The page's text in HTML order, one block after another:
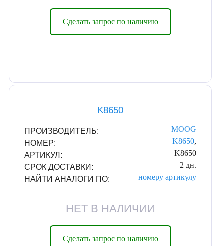
Сделать запрос по наличию
K8650
ПРОИЗВОДИТЕЛЬ:
MOOG
НОМЕР:
K8650,
АРТИКУЛ:
K8650
СРОК ДОСТАВКИ:
2 дн.
НАЙТИ АНАЛОГИ ПО:
номеру артикулу
НЕТ В НАЛИЧИИ
Сделать запрос по наличию